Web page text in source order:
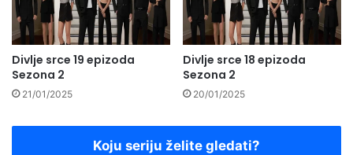
Divlje srce 19 epizoda
Sezona 2
21/01/2025
Divlje srce 18 epizoda
Sezona 2
20/01/2025
Koju seriju želite gledati?